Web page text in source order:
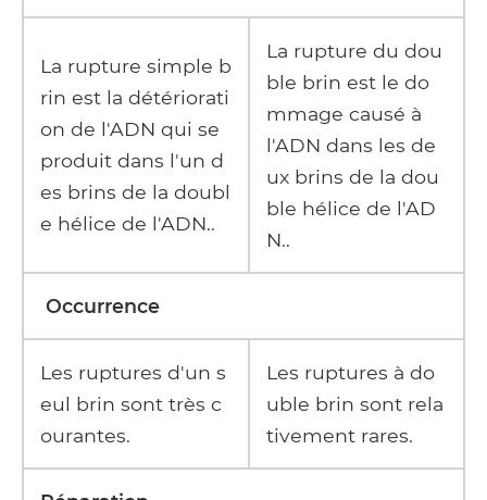
La rupture simple b
rin est la détériorati
on de l'ADN qui se
produit dans l'un d
es brins de la doubl
e hélice de l'ADN..
La rupture du dou
ble brin est le do
mmage causé à
l'ADN dans les de
ux brins de la dou
ble hélice de l'AD
N..
Occurrence
Les ruptures d'un s
eul brin sont très c
ourantes.
Les ruptures à do
uble brin sont rela
tivement rares.